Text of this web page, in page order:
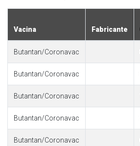
Vacina Fabricante
Butantan/Coronavac
Butantan/Coronavac
Butantan/Coronavac
Butantan/Coronavac
Butantan/Coronavac